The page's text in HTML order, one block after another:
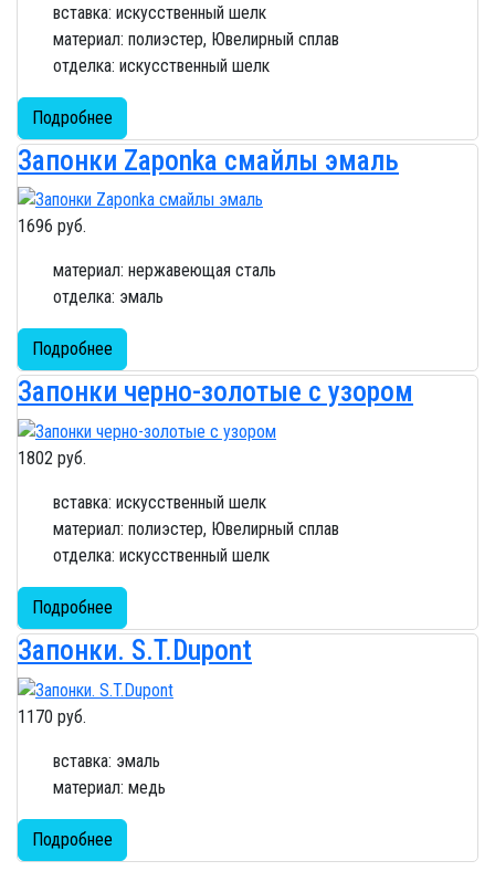
вставка: искусственный шелк
материал: полиэстер, Ювелирный сплав
отделка: искусственный шелк
Подробнее
Запонки Zaponka смайлы эмаль
1696 руб.
материал: нержавеющая сталь
отделка: эмаль
Подробнее
Запонки черно-золотые с узором
1802 руб.
вставка: искусственный шелк
материал: полиэстер, Ювелирный сплав
отделка: искусственный шелк
Подробнее
Запонки. S.T.Dupont
1170 руб.
вставка: эмаль
материал: медь
Подробнее